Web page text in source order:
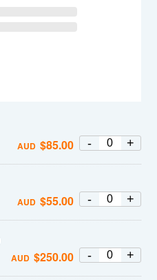
AUD $85.00 - +
AUD $55.00 - +
AUD $250.00 - +